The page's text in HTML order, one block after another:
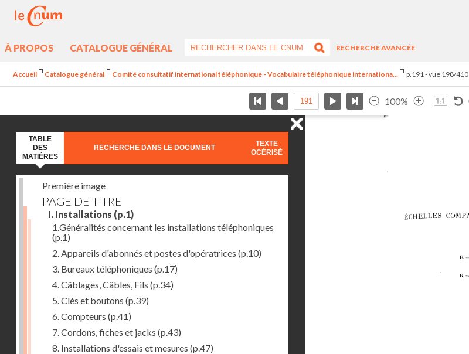
À PROPOS CATALOGUE GÉNÉRAL
RECHERCHE AVANCÉE
Accueil Catalogue général Comité consultatif international téléphonique - Vocabulaire téléphonique internationa... p.191 - vue 198/410
100%
TABLE
DES
MATIÈRES
RECHERCHE DANS LE DOCUMENT
TEXTE
OCÉRISÉ
Première image
PAGE DE TITRE
I. Installations (p.1)
1.Généralités concernant les installations téléphoniques
(p.1)
2. Appareils d'abonnés et postes d'opératrices (p.10)
3. Bureaux téléphoniques (p.17)
4. Câblages, Câbles, Fils (p.34)
5. Clés et boutons (p.39)
6. Compteurs (p.41)
7. Cordons, fiches et jacks (p.43)
8. Installations d'essais et mesures (p.47)